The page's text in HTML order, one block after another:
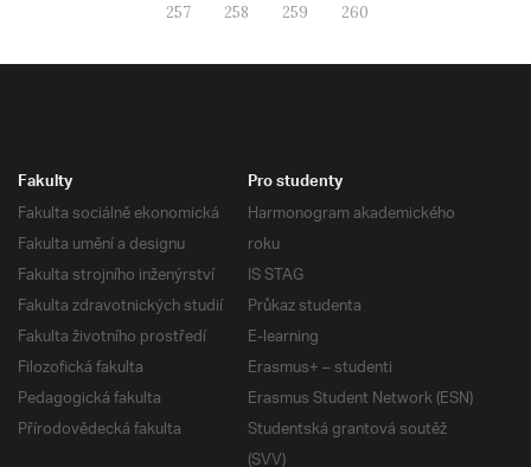
257
258 259 260
Fakulty
Fakulta sociálně ekonomická
Fakulta umění a designu
Fakulta strojního inženýrství
Fakulta zdravotnických studií
Fakulta životního prostředí
Filozofická fakulta
Pedagogická fakulta
Přírodovědecká fakulta
Pro studenty
Harmonogram akademického
roku
IS STAG
Průkaz studenta
E-learning
Erasmus+ – studenti
Erasmus Student Network (ESN)
Studentská grantová soutěž